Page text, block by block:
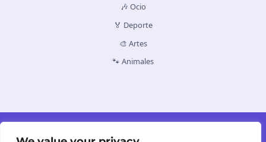
🎶 Ocio
🏅 Deporte
🎨 Artes
🐾 Animales